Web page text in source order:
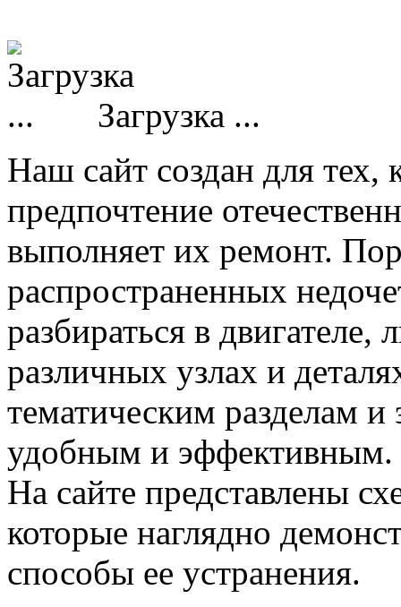
Загрузка ...
Наш сайт создан для тех,
предпочтение
выполняет их ремонт.
распространенных
разбираться в двигателе,
различных узлах и
тематическим разделам и
удобным и эффективным.
На сайте представлены
которые наглядно
способы ее устранения.